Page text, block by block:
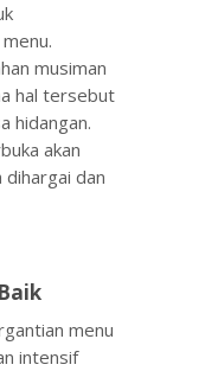
musiman
hal tersebut
hidangan.
akan
dan
menu
intensif